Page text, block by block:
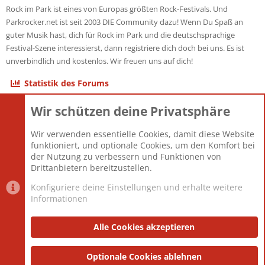
Rock im Park ist eines von Europas größten Rock-Festivals. Und
Parkrocker.net ist seit 2003 DIE Community dazu! Wenn Du Spaß an
guter Musik hast, dich für Rock im Park und die deutschsprachige
Festival-Szene interessierst, dann registriere dich doch bei uns. Es ist
unverbindlich und kostenlos. Wir freuen uns auf dich!
Statistik des Forums
Themen
Mitglieder
12.427
Neuestes Mitglied
Berlin
Datenschutzerklärung Impressum
Community platform by XenForo® © 2010-2025 XenForo Ltd.
Wir schützen deine Privatsphäre
Wir verwenden essentielle Cookies, damit diese Website
funktioniert, und optionale Cookies, um den Komfort bei
der Nutzung zu verbessern und Funktionen von
Drittanbietern bereitzustellen.
Konfiguriere deine Einstellungen und erhalte weitere
Informationen
Alle Cookies akzeptieren
Optionale Cookies ablehnen